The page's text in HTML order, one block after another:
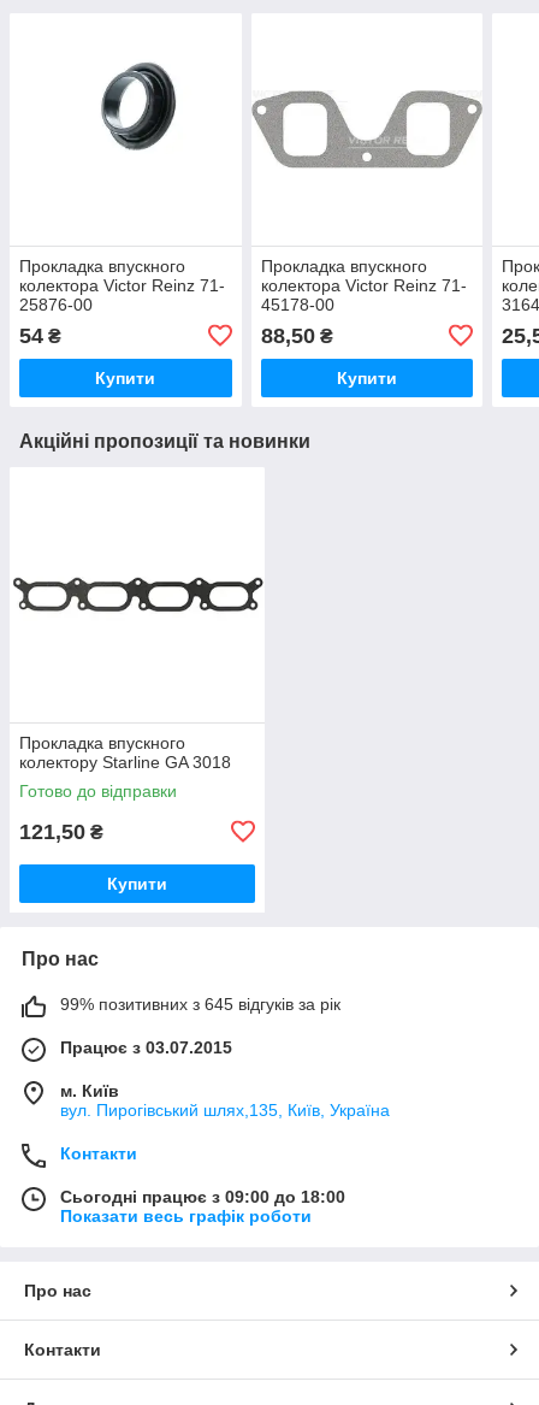
Прокладка впускного
колектора Victor Reinz 71-
25876-00
54 ₴
Купити
Прокладка впускного
колектора Victor Reinz 71-
45178-00
88,50₴
Купити
Акційні пропозиції та новинки
Прокладка впускного
колектору Starline GA 3018
Готово до відправки
121,50 ₴
Купити
Про нас
99% позитивних з 645 відгуків за рік
Працює з 03.07.2015
м. Київ
вул. Пирогівський шлях,135, Київ, Україна
Контакти
Сьогодні працює з 09:00 до 18:00
Показати весь графік роботи
Про нас
Контакти